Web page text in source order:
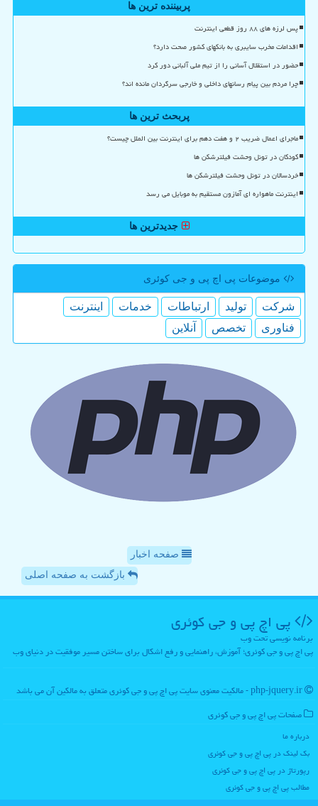
پربیننده ترین ها
پس لرزه های ۸۸ روز قطعی اینترنت
اقدامات مخرب سایبری به بانکهای کشور صحت دارد؟
حضور در استقلال آسانی را از تیم ملی آلبانی دور کرد
چرا مردم بین پیام رسانهای داخلی و خارجی سرگردان مانده اند؟
پربحث ترین ها
ماجرای اعمال ضریب ۲ و هفت دهم برای اینترنت بین الملل چیست؟
کودکان در تونل وحشت فیلترشکن ها
خردسالان در تونل وحشت فیلترشکن ها
اینترنت ماهواره ای آمازون مستقیم به موبایل می رسد
جدیدترین ها
موضوعات پی اچ پی و جی كوئری
شركت تولید ارتباطات خدمات
اینترنت
فناوری
تخصص آنلاین
صفحه اخبار
بازگشت به صفحه اصلی
پی اچ پی و جی كوئری
برنامه نویسی تحت وب
پی اچ پی و جی کوئری؛ آموزش، راهنمایی و رفع اشکال برای ساختن مسیر موفقیت در دنیای وب
صفحات پی اچ پی و جی كوئری
درباره ما
بک لینک در پی اچ پی و جی كوئری
رپورتاژ در پی اچ پی و جی كوئری
مطالب پی اچ پی و جی كوئری